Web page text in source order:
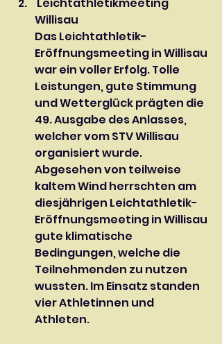
Willisau
Das Leichtathletik-
Eröffnungsmeeting in Willisau
war ein voller Erfolg. Tolle
Leistungen, gute Stimmung
und Wetterglück prägten die
49. Ausgabe des Anlasses,
welcher vom STV Willisau
organisiert wurde.
Abgesehen von teilweise
kaltem Wind herrschten am
diesjährigen Leichtathletik-
Eröffnungsmeeting in Willisau
gute klimatische
Bedingungen, welche die
Teilnehmenden zu nutzen
wussten. Im Einsatz standen
vier Athletinnen und
Athleten.